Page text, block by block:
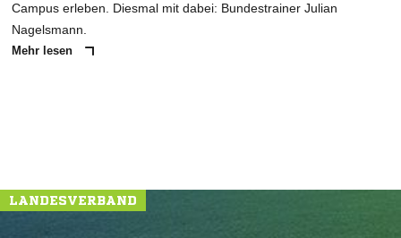
Campus erleben. Diesmal mit dabei: Bundestrainer Julian
Nagelsmann.
Mehr lesen
LANDESVERBAND